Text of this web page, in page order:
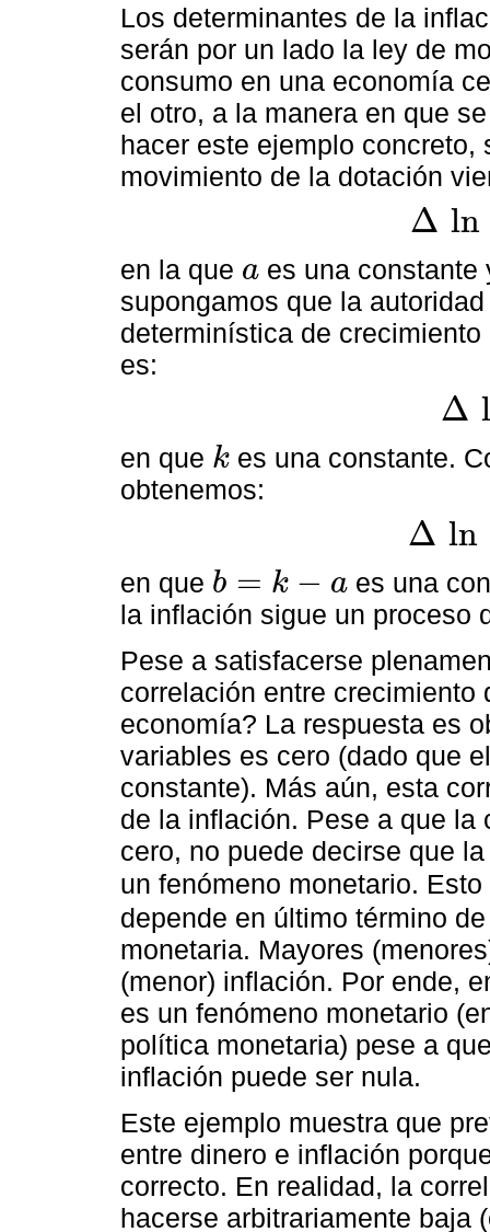
Los determinantes de la
serán por un lado la ley de
consumo en una economía
el otro, a la manera en que
hacer este ejemplo concreto,
movimiento de la dotación
Δ ln
Δ ln t=a+w
en la que a
a
es una
supongamos que la
determinística de
es:
Δ
Δ ln Mt
en que k
k
es una constante.
obtenemos:
Δ ln
Δ ln t=b−
en que b = k − a
b= −a
es una
la inflación sigue un proceso
Pese a satisfacerse
correlación entre
economía? La respuesta es
variables es cero (dado que
constante). Más aún, esta
de la inflación. Pese a que la
cero, no puede decirse que
un fenómeno monetario.
depende en último término
monetaria. Mayores
(menor) inflación. Por ende,
es un fenómeno monetario
política monetaria) pese a
inflación puede ser nula.
Este ejemplo muestra que
entre dinero e inflación
correcto. En realidad, la
hacerse arbitrariamente baja